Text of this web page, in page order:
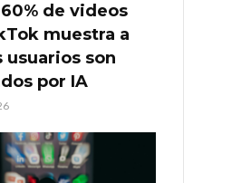
de videos
muestra a
usuarios son
por IA